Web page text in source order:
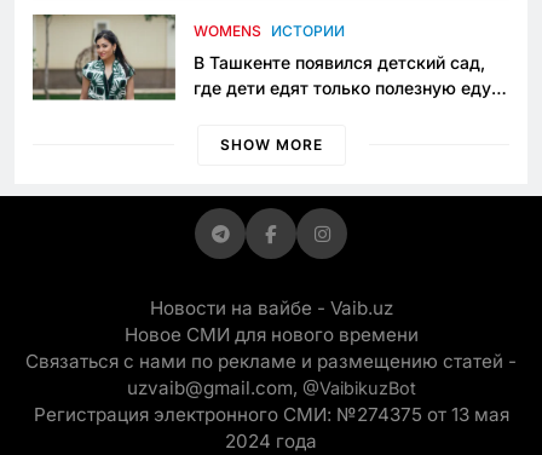
приговору
WOMENS ИСТОРИИ
В Ташкенте появился детский сад,
где дети едят только полезную еду.
просить «кашу без сахара»
SHOW MORE
Новости на вайбе - Vaib.uz
Новое СМИ для нового времени
Связаться с нами по рекламе и размещению статей -
uzvaib@gmail.com, @VaibikuzBot
Регистрация электронного СМИ: №274375 от 13 мая
2024 года